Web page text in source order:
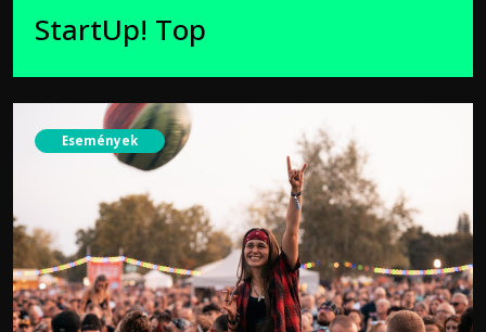
StartUp! Top
Események